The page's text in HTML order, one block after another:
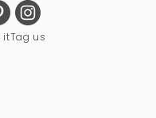
itTag us